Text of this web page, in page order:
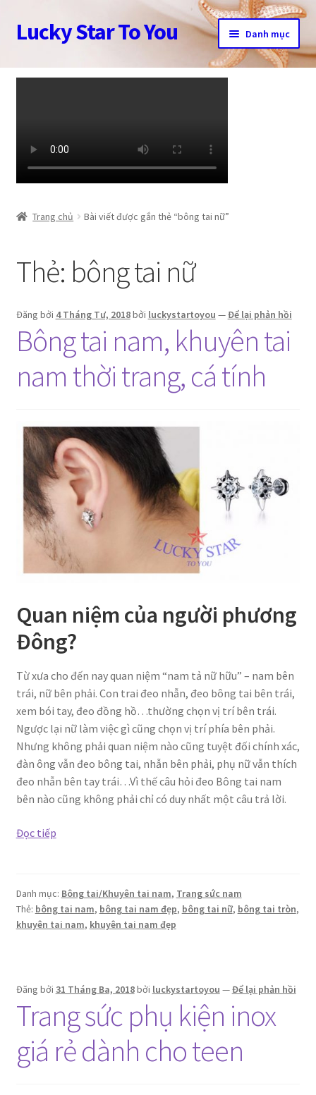
Đi
đến
hướng
Chuyển
đến
dung
Lucky Star To You Danh mục
Trang chủ
Cửa hàng
Tài khoản
Trang chủ Bài viết được gắn thẻ “bông tai nữ”
Thẻ: bông tai nữ
Đăng bởi 4 Tháng Tư, 2018bởi luckystartoyou —Để lại phản hồi
Bông tai nam, khuyên tai
nam thời trang, cá tính
Quan niệm của người phương
Đông?
Từ xưa cho đến nay quan niệm “nam tả nữ hữu” – nam bên
trái, nữ bên phải. Con trai đeo nhẫn, đeo bông tai bên trái,
xem bói tay, đeo đồng hồ…thường chọn vị trí bên trái.
Ngược lại nữ làm việc gì cũng chọn vị trí phía bên phải.
Nhưng không phải quan niệm nào cũng tuyệt đối chính xác,
đàn ông vẫn đeo bông tai, nhẫn bên phải, phụ nữ vẫn thích
đeo nhẫn bên tay trái…Vì thế câu hỏi đeo Bông tai nam
bên nào cũng không phải chỉ có duy nhất một câu trả lời.
Đọc tiếpBông
tai
nam
tính
Danh mục: Bông tai/Khuyên tai nam, Trang sức nam
Thẻ: bông tai nam, bông tai nam đẹp, bông tai nữ, bông tai tròn,
khuyên tai nam, khuyên tai nam đẹp
Đăng bởi 31 Tháng Ba, 2018bởi luckystartoyou —Để lại phản hồi
Trang sức phụ kiện inox
giá rẻ dành cho teen